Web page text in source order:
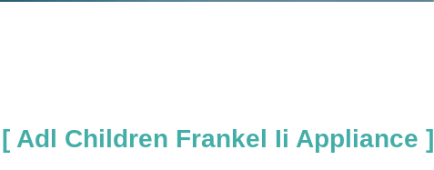
[ Adl Children Frankel Ii Appliance ]